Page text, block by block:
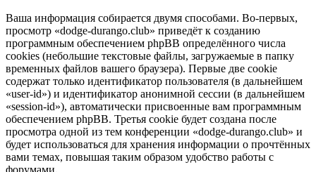
Ваша информация собирается двумя способами. Во-первых,
просмотр «dodge-durango.club» приведёт к созданию
программным обеспечением phpBB определённого числа
cookies (небольшие текстовые файлы, загружаемые в папку
временных файлов вашего браузера). Первые две cookie
содержат только идентификатор пользователя (в дальнейшем
«user-id») и идентификатор анонимной сессии (в дальнейшем
«session-id»), автоматически присвоенные вам программным
обеспечением phpBB. Третья cookie будет создана после
просмотра одной из тем конференции «dodge-durango.club» и
будет использоваться для хранения информации о прочтённых
вами темах, повышая таким образом удобство работы с